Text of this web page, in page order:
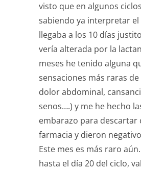
visto que en algunos
sabiendo ya interpretar el
llegaba a los 10 días
vería alterada por la
meses he tenido alguna
sensaciones más raras
dolor abdominal,
senos….) y me he hecho
embarazo para descartar
farmacia y dieron
Este mes es más raro
hasta el día 20 del ciclo,